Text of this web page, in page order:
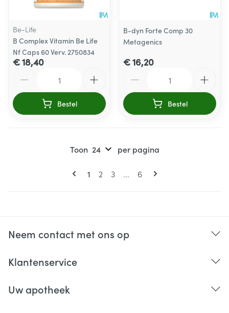
Be-Life
B Complex Vitamin Be Life
Nf Caps 60 Verv. 2750834
€ 18,40
Bestel
B-dyn Forte Comp 30
Metagenics
€ 16,20
Bestel
Pagina's
U lees momenteel pagina
1 Pagina
2 Pagina
3 ... Pagina
6
Toon per pagina
Neem contact met ons op
Klantenservice
Uw apotheek